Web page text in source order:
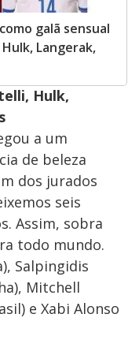
galã sensual
Langerak,
Hulk,
a um
de beleza
dos jurados
seis
Assim, sobra
todo mundo.
Salpingidis
Mitchell
e Xabi Alonso